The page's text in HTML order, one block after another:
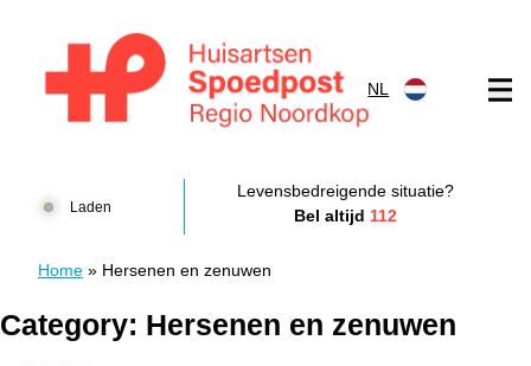
NL
Laden
Levensbedreigende situatie?
Bel altijd 112
Home » Hersenen en zenuwen
Category: Hersenen en zenuwen